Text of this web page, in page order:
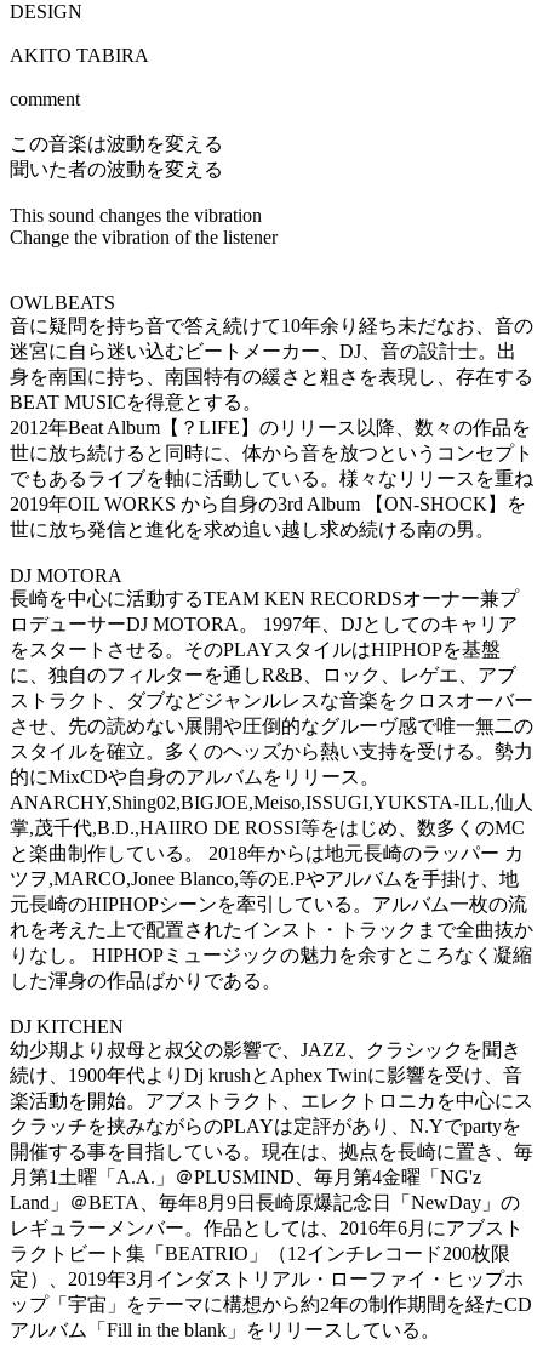
DESIGN
AKITO TABIRA
comment
この音楽は波動を変える
聞いた者の波動を変える
This sound changes the vibration
Change the vibration of the listener
OWLBEATS
音に疑問を持ち音で答え続けて10年余り経ち未だなお、音の
迷宮に自ら迷い込むビートメーカー、DJ、音の設計士。出
身を南国に持ち、南国特有の緩さと粗さを表現し、存在する
BEAT MUSICを得意とする。
2012年Beat Album【？LIFE】のリリース以降、数々の作品を
世に放ち続けると同時に、体から音を放つというコンセプト
でもあるライブを軸に活動している。様々なリリースを重ね
2019年OIL WORKS から自身の3rd Album 【ON-SHOCK】を
世に放ち発信と進化を求め追い越し求め続ける南の男。
DJ MOTORA
長崎を中心に活動するTEAM KEN RECORDSオーナー兼プ
ロデューサーDJ MOTORA。 1997年、DJとしてのキャリア
をスタートさせる。そのPLAYスタイルはHIPHOPを基盤
に、独自のフィルターを通しR&B、ロック、レゲエ、アブ
ストラクト、ダブなどジャンルレスな音楽をクロスオーバー
させ、先の読めない展開や圧倒的なグルーヴ感で唯一無二の
スタイルを確立。多くのヘッズから熱い支持を受ける。勢力
的にMixCDや自身のアルバムをリリース。
ANARCHY,Shing02,BIGJOE,Meiso,ISSUGI,YUKSTA-ILL,仙人
掌,茂千代,B.D.,HAIIRO DE ROSSI等をはじめ、数多くのMC
と楽曲制作している。 2018年からは地元長崎のラッパー カ
ツヲ,MARCO,Jonee Blanco,等のE.Pやアルバムを手掛け、地
元長崎のHIPHOPシーンを牽引している。アルバム一枚の流
れを考えた上で配置されたインスト・トラックまで全曲抜か
りなし。 HIPHOPミュージックの魅力を余すところなく凝縮
した渾身の作品ばかりである。
DJ KITCHEN
幼少期より叔母と叔父の影響で、JAZZ、クラシックを聞き
続け、1900年代よりDj krushとAphex Twinに影響を受け、音
楽活動を開始。アブストラクト、エレクトロニカを中心にス
クラッチを挟みながらのPLAYは定評があり、N.Yでpartyを
開催する事を目指している。現在は、拠点を長崎に置き、毎
月第1土曜「A.A.」＠PLUSMIND、毎月第4金曜「NG'z
Land」＠BETA、毎年8月9日長崎原爆記念日「NewDay」の
レギュラーメンバー。作品としては、2016年6月にアブスト
ラクトビート集「BEATRIO」（12インチレコード200枚限
定）、2019年3月インダストリアル・ローファイ・ヒップホ
ップ「宇宙」をテーマに構想から約2年の制作期間を経たCD
アルバム「Fill in the blank」をリリースしている。